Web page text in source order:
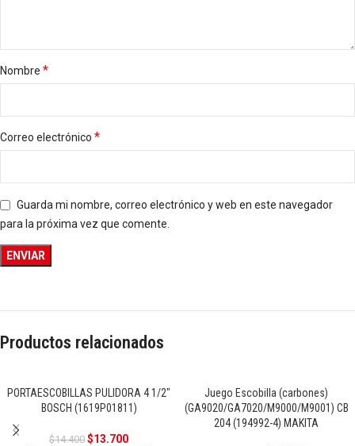
Nombre *
Correo electrónico *
Guarda mi nombre, correo electrónico y web en este navegador
para la próxima vez que comente.
Productos relacionados
PORTAESCOBILLAS PULIDORA 4 1/2″
BOSCH (1619P01811)
$14.400 $13.700
OFERTA
Juego Escobilla (carbones)
(GA9020/GA7020/M9000/M9001) CB
204 (194992-4) MAKITA